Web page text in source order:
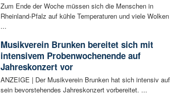
Zum Ende der Woche müssen sich die Menschen in
Rheinland-Pfalz auf kühle Temperaturen und viele Wolken
...
Musikverein Brunken bereitet sich mit
intensivem Probenwochenende auf
Jahreskonzert vor
ANZEIGE | Der Musikverein Brunken hat sich intensiv auf
sein bevorstehendes Jahreskonzert vorbereitet. ...